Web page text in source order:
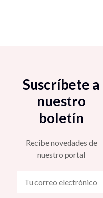
Suscríbete a
nuestro
boletín
Recibe novedades de
nuestro portal